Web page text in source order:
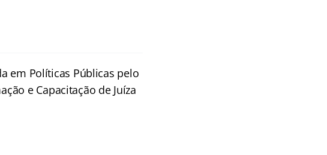
em Políticas Públicas pelo
e Capacitação de Juíza